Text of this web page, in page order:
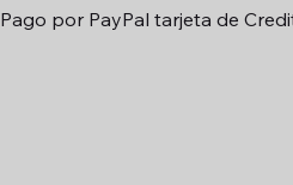
Pago por PayPal tarjeta de